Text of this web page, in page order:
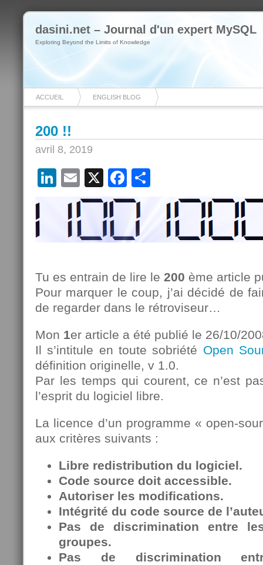
dasini.net – Journal d'un expert MySQL
Exploring Beyond the Limits of Knowledge
ACCUEIL ENGLISH BLOG
200 !!
avril 8, 2019
LinkedIn
Email
X Facebook
Tu es entrain de lire le 200 ème article
Pour marquer le coup, j’ai décidé de
de regarder dans le rétroviseur…
Mon 1er article a été publié le 26/10/
Il s’intitule en toute sobriété Open
définition originelle, v 1.0.
Par les temps qui courent, ce n’est
l’esprit du logiciel libre.
La licence d’un programme « open-
aux critères suivants :
Libre redistribution du logiciel.
Code source doit accessible.
Autoriser les modifications.
Intégrité du code source de
Pas de discrimination entre
groupes.
Pas de discrimination